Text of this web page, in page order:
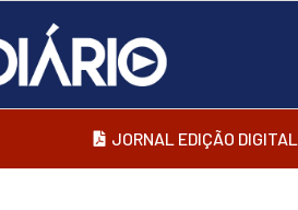
JORNAL EDIÇÃO DIGITAL